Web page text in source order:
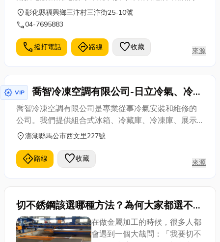
線:0935-760857
location_on彰化縣福興鄉三汴村三汴街25-10號
call04-7695883
call撥打電話 directions路線 favorite收藏 來源
award_star VIP
喬智冷凍空調有限公司-日立冷氣、冷氣
安裝、冷氣維修、組合式冰箱、冷藏
庫、冷凍庫、展示櫃、冰水機、船舶
喬智冷凍空調有限公司是專業從事冷氣安裝和維修的
公司。我們提供組合式冰箱、冷藏庫、冷凍庫、展示
櫃、冰水機等冷凍設備的設計與安裝服務，同時也專
船舶上安裝冷氣系統，喬智都能提供解決方案。 喬智
的專業團隊擁有豐富的經驗和技術，能夠迅速且有效
您需要船舶冷氣設計，喬智具備專業的知識和經驗，
能夠根據船舶的需求和規格，提供最佳的冷氣解決方
案。 選擇喬智冷凍空調有限公司，您將獲得優質的產
品和一流的服務。立即聯繫我們，讓我們幫助您實現
location_on澎湖縣馬公市西文里227號
directions路線 favorite收藏 來源
切不銹鋼該選哪種方法？為何大家都選不銹
鋼雷射切割 ？
在做金屬加工的時候，很多人都
會遇到一個大哉問：「我要切不